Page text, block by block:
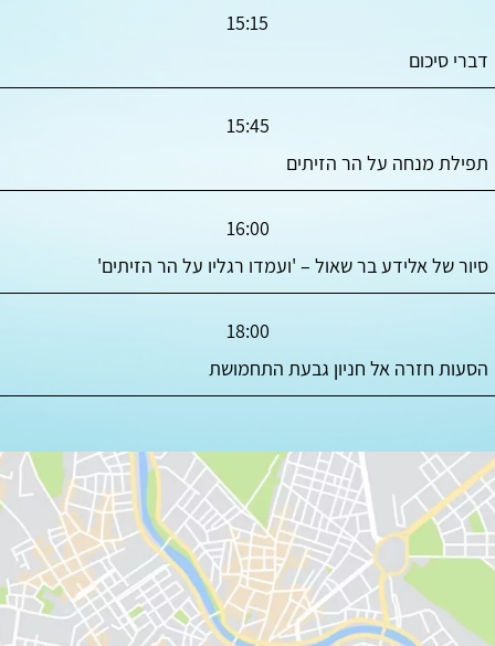
15:15
דברי סיכום
15:45
תפילת מנחה על הר הזיתים
16:00
סיור של אלידע בר שאול – 'ועמדו רגליו על הר הזיתים'
18:00
הסעות חזרה אל חניון גבעת התחמושת